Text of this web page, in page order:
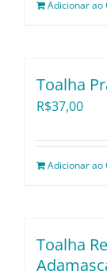
Adicionar ao
Toalha
R$37,00
Adicionar ao
Toalha